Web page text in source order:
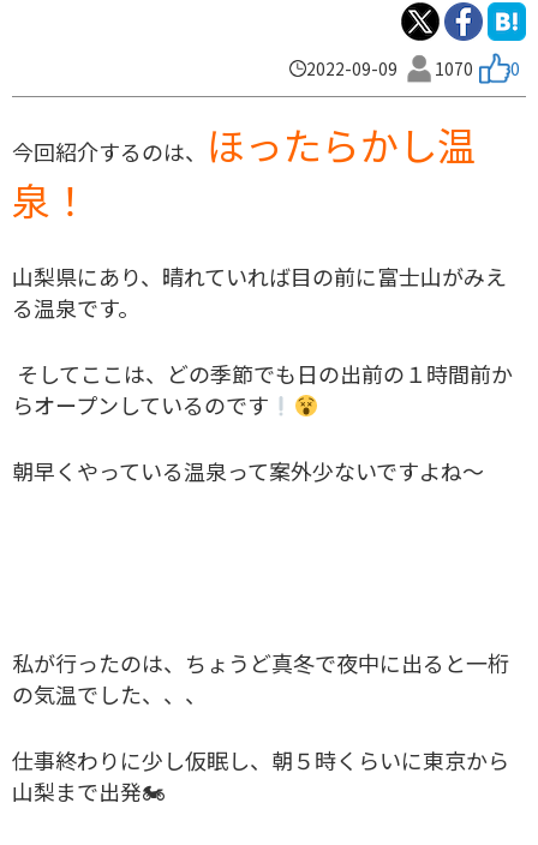
2022-09-09 1070 0
今回紹介するのは、
ほったらかし温
泉！
山梨県にあり、晴れていれば目の前に富士山がみえ
る温泉です。
そしてここは、どの季節でも日の出前の１時間前か
らオープンしているのです
朝早くやっている温泉って案外少ないですよね〜
私が行ったのは、ちょうど真冬で夜中に出ると一桁
の気温でした、、、
仕事終わりに少し仮眠し、朝５時くらいに東京から
山梨まで出発🏍